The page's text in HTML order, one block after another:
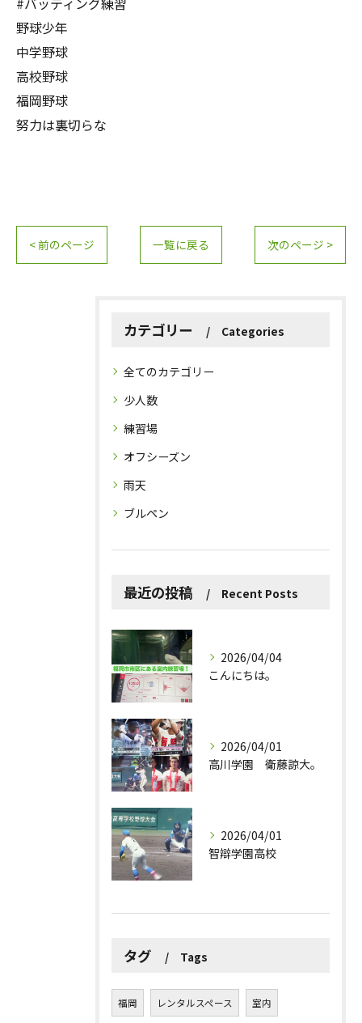
野球少年
中学野球
高校野球
福岡野球
努力は裏切らな
< 前のページ 一覧に戻る 次のページ >
カテゴリー Categories
全てのカテゴリー
少人数
練習場
オフシーズン
雨天
ブルペン
最近の投稿 Recent Posts
2026/04/04
こんにちは。
2026/04/01
高川学園 衛藤諒大。
2026/04/01
智辯学園高校
タグ Tags
福岡 レンタルスペース 室内